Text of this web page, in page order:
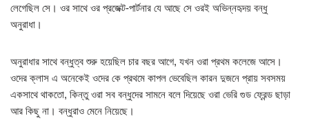
লেগেছিল সে। ওর সাথে ওর প্রজেক্ট-পার্টনার যে আছে সে ওরই অভিন্নহৃদয় বন্ধু
অনুরাধা।
অনুরাধার সাথে বন্ধুত্ব শুরু হয়েছিল চার বছর আগে, যখন ওরা প্রথম কলেজে আসে।
ওদের ক্লাস এ অনেকেই ওদের কে প্রথমে কাপল ভেবেছিল কারন দুজনে প্রায় সবসময়
একসাথে থাকতো, কিন্তু ওরা সব বন্ধুদের সামনে বলে দিয়েছে ওরা ভেরি গুড ফ্রেন্ড ছাড়া
আর কিছু না। বন্ধুরাও মেনে নিয়েছে।